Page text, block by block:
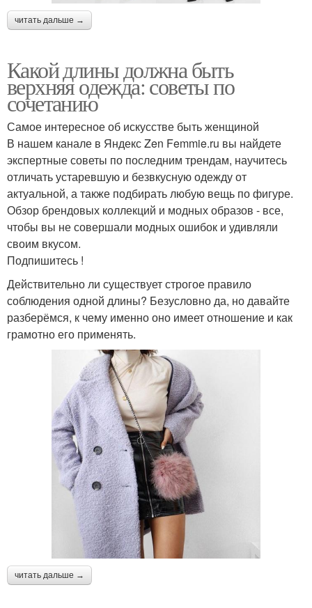
читать дальше →
Какой длины должна быть
верхняя одежда: советы по
сочетанию
Самое интересное об искусстве быть женщиной
В нашем канале в Яндекс Zen Femmie.ru вы найдете
экспертные советы по последним трендам, научитесь
отличать устаревшую и безвкусную одежду от
актуальной, а также подбирать любую вещь по фигуре.
Обзор брендовых коллекций и модных образов - все,
чтобы вы не совершали модных ошибок и удивляли
своим вкусом.
Подпишитесь !
Действительно ли существует строгое правило
соблюдения одной длины? Безусловно да, но давайте
разберёмся, к чему именно оно имеет отношение и как
грамотно его применять.
читать дальше →